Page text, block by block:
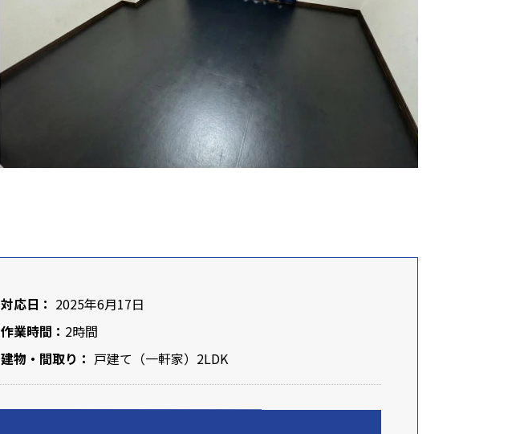
対応日： 2025年6月17日
作業時間： 2時間
建物・間取り： 戸建て（一軒家）2LDK